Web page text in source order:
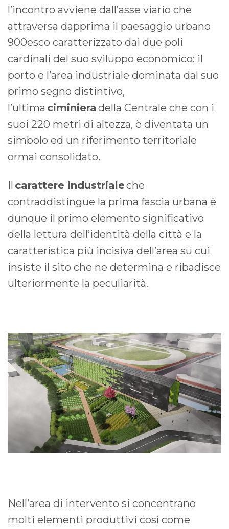
l’incontro avviene dall’asse viario che
attraversa dapprima il paesaggio urbano
900esco caratterizzato dai due poli
cardinali del suo sviluppo economico: il
porto e l’area industriale dominata dal suo
primo segno distintivo,
l’ultima ciminieradella Centrale che con i
suoi 220 metri di altezza, è diventata un
simbolo ed un riferimento territoriale
ormai consolidato.
Il carattere industrialeche
contraddistingue la prima fascia urbana è
dunque il primo elemento significativo
della lettura dell’identità della città e la
caratteristica più incisiva dell’area su cui
insiste il sito che ne determina e ribadisce
ulteriormente la peculiarità.
Nell’area di intervento si concentrano
molti elementi produttivi così come